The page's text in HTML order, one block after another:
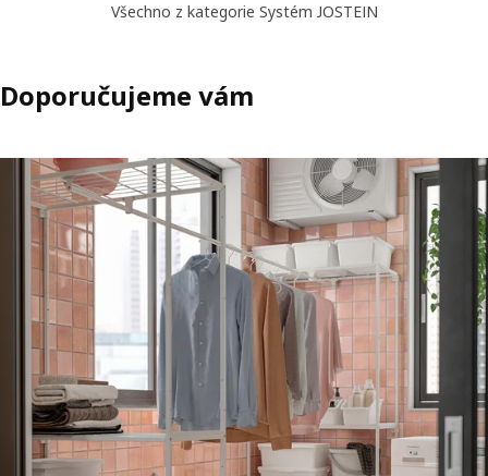
Všechno z kategorie Systém JOSTEIN
Doporučujeme vám